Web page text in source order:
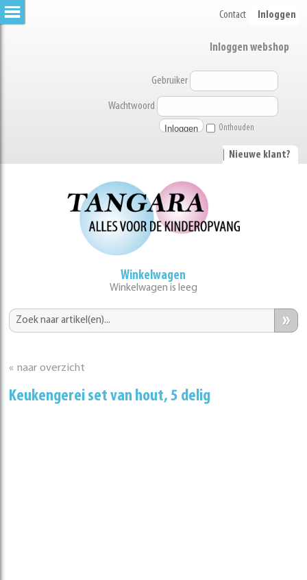
Contact Inloggen
Inloggen webshop
Gebruiker
Wachtwoord
Onthouden
Nieuwe klant?
Winkelwagen
Winkelwagen is leeg
»
« naar overzicht
Keukengerei set van hout, 5 delig